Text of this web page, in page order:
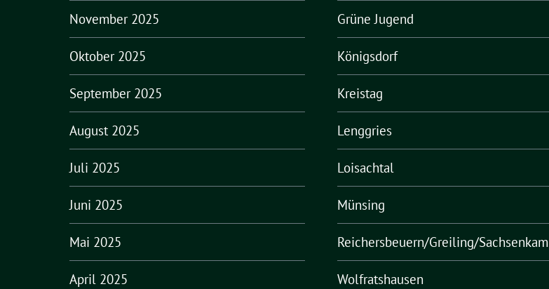
November 2025
Oktober 2025
September 2025
August 2025
Juli 2025
Juni 2025
Mai 2025
April 2025
Grüne Jugend
Königsdorf
Kreistag
Lenggries
Loisachtal
Münsing
Reichersbeuern/Greiling/Sachsenkam
Wolfratshausen